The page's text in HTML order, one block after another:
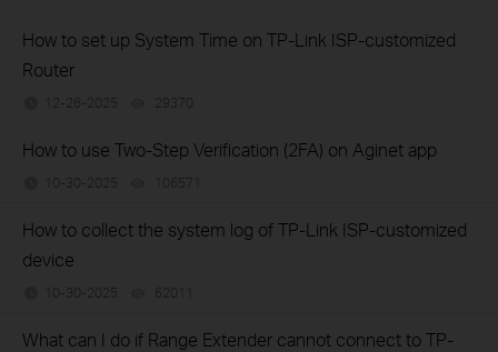
How to set up System Time on TP-Link ISP-customized
Router
12-26-2025 29370
How to use Two-Step Verification (2FA) on Aginet app
10-30-2025 106571
How to collect the system log of TP-Link ISP-customized
device
10-30-2025 62011
What can I do if Range Extender cannot connect to TP-